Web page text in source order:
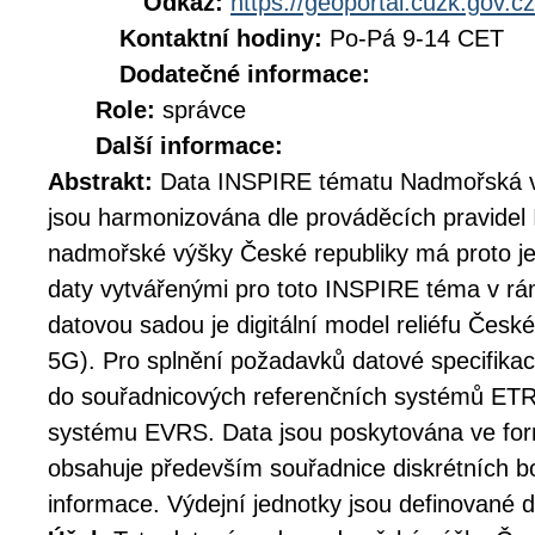
Kontaktní hodiny: Po-Pá 9-14 CET
Dodatečné informace:
Role: správce
Další informace:
Abstrakt: Data INSPIRE tématu
jsou harmonizována dle prováděcích
nadmořské výšky České republiky má proto
daty vytvářenými pro toto INSPIRE téma v
datovou sadou je digitální model reliéfu
5G). Pro splnění požadavků datové
do souřadnicových referenčních systémů
systému EVRS. Data jsou poskytována ve
obsahuje především souřadnice diskrétních
informace. Výdejní jednotky jsou definované